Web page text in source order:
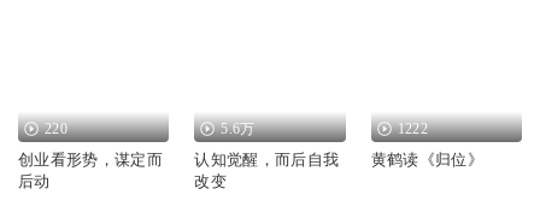
220
创业看形势，谋定而
后动
5.6万
认知觉醒，而后自我
改变
1222
黄鹤读《归位》